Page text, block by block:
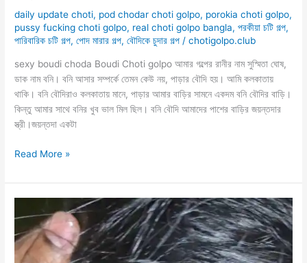
daily update choti, pod chodar choti golpo, porokia choti golpo,
pussy fucking choti golpo, real choti golpo bangla,পরকীয়া চটি গল্প,
পারিবারিক চটি গল্প,পোদ মারার গল্প,বৌদিকে চুদার গল্প /chotigolpo.club
sexy boudi choda Boudi Choti golpo আমার গল্পের রানীর নাম সুস্মিতা ঘোষ,
ডাক নাম বনি। বনি আসার সম্পর্কে তেমন কেউ নয়, পাড়ার বৌদি হয়। আমি কলকাতায়
থাকি। বনি বৌদিরাও কলকাতায় মানে, পাড়ার আমার বাড়ির সামনে একদম বনি বৌদির বাড়ি।
কিন্তু আমার সাথে বনির খুব ভাল মিল ছিল। বনি বৌদি আমাদের পাশের বাড়ির জয়ন্তদার
স্ত্রী।জয়ন্তদা একটা
sexy
choda
পাড়াতো
বৌদির
পোদের
গন্ধ
শোঁকা
Read More »